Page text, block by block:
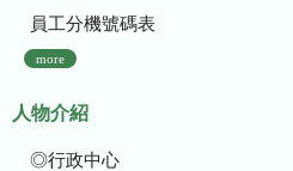
員工分機號碼表
more
人物介紹
◎行政中心